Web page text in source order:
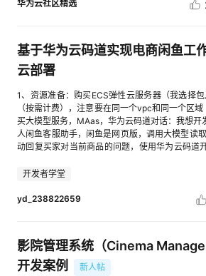
地址、模型名称和API Key。以开通deepseek-
可用码道来安装，比如在对话框输入：请帮我在
加到环境变量。3.1 码道生成代码在华为云码道
词：在当前项目文件夹下生成代码，使用
面可视化的AI编程小助手+计算机故障判断小助
Studio的API实现，具体参数如下：​API地址：
数：YOUR_MODEL_NAME;​API KEY：
观漂亮；​创建完成后，直接运行程序。 注意：
骤“2.2 领取华为云MaaS平台大模型Tokens
YOUR_MODEL_NAME：替换成步骤“2.2 领
为云MaaS平台大模型Tokens福利”中获取的API
程中如果出现是否允许运行，请选择全部允许。
帮我生成一个python编写的批量重命名文件夹下
指定文件名，文件名由两部分组成，前缀+编号
系统自动生成，用户可以自定义起始编号。AI编
cid:link_5【案例共创】基于华为开发者空间使用
cid:link_7【案例共创】基于华为开发者空间
DeepSeek + Cherry Studio实
yd_269585276cid:link_8【案例共创】基于华为
[旅行灵感生成器]智能体柠檬味拥抱cid:link_9
DeepSeek + MCP 的智能膳食分析助手给无眠
创】使用 HarmonyOS NEXT和Mass快速开
cid:link_11【案例共创】基于开发者空间使用
云Maas搭建本地/私人AI知识库云聪明
DeepSeek服务结合云主机搭建私有化数
对话网页云聪明cid:link_14【案例共创】基于模
开源Agent框架Dify.AI构建聊天助手实践胡琦
发者空间使用 MateChat 和Mass快速
cid:link_16【案例共创】基于Maas服务及
空间-云开发环境（容器）使用VS Code版
摘取word内表格内容为excel的程序
为开发者空间-云开发环境（容器）使用VS
华为云社区精选
基于华为云码道实现电商闲鱼工
云部署
1、资源准备：购买ECS弹性云服务器（我选择
（按需计费），注意要在同一个vpc和同一个区
买大模型服务，MAas，华为云码道对话：我想开
人闲鱼客服助手，闲鱼是网页版，调用大模型读
动回复买家对当前商品的问题，使用华为云码道
如何实现2、给出系统
──────────────┐│ 桌面
└──────────┘
开发者学堂
yd_238822659
影院管理系统（Cinema
开发案例
新人帖